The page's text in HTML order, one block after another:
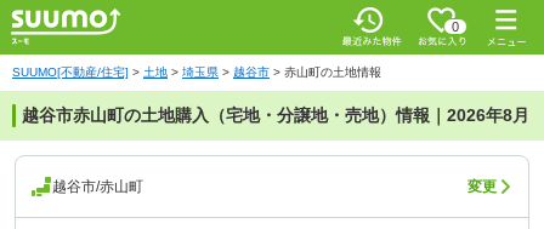
0
SUUMO[不動産/住宅] > 土地 > 埼玉県 > 越谷市 > 赤山町の土地情報
越谷市赤山町の土地購入（宅地・分譲地・売地）情報｜2026年8月
越谷市/赤山町 変更